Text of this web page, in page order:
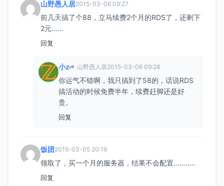
山野愚人居2015-03-06 09:27
前几天搞了个88，立马续费2个月的RDS了，还剩下
2元……
回复
小z 山野愚人居2015-03-06 09:28
你运气不错啊，我只搞到了58的，话说RDS
搞活动的时候免费半年，续费赶脚还是好
贵。
回复
饭团2015-03-05 20:19
领取了，买一个月的服务器，结果不会配置………..
回复